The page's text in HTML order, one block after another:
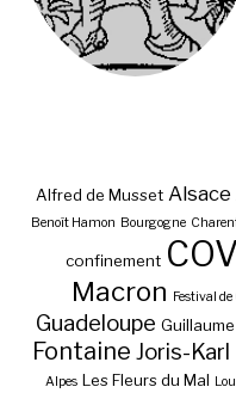
Alfred de Musset Alsace
Benoît Hamon Bourgogne
confinement
Macron
Festival
Guadeloupe
Fontaine Joris-
Alpes Les Fleurs du Mal